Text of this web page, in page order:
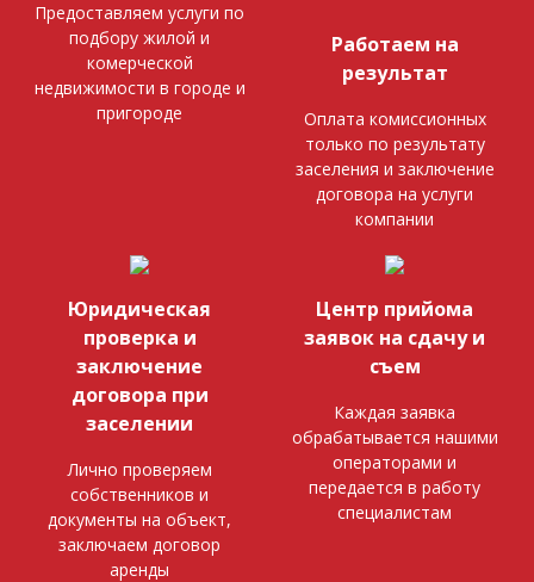
Предоставляем услуги по
подбору жилой и
комерческой
недвижимости в городе и
пригороде
Работаем на
результат
Оплата комиссионных
только по результату
заселения и заключение
договора на услуги
компании
Юридическая
проверка и
заключение
договора при
заселении
Лично проверяем
собственников и
документы на объект,
заключаем договор
аренды
Центр прийома
заявок на сдачу и
съем
Каждая заявка
обрабатывается нашими
операторами и
передается в работу
специалистам